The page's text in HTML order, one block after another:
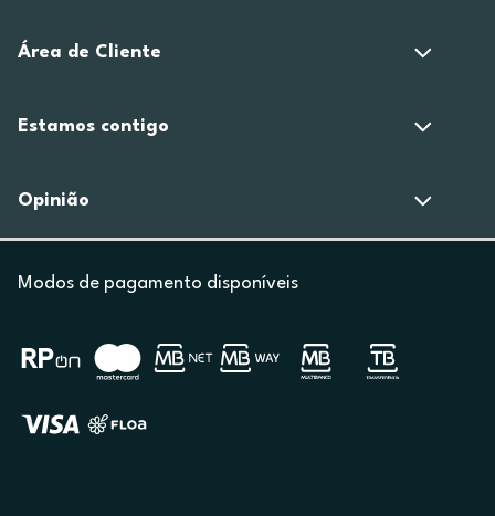
Área de Cliente
Estamos contigo
Opinião
Modos de pagamento disponíveis